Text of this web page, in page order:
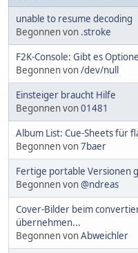
unable to resume decoding
Begonnen von .stroke
F2K-Console: Gibt es
Begonnen von/dev/null
Einsteiger braucht Hilfe
Begonnen von01481
Album List: Cue-Sheets für
Begonnen von7baer
Fertige portable Versionen
Begonnen von@ndreas
Cover-Bilder beim
übernehmen...
Begonnen vonAbweichler